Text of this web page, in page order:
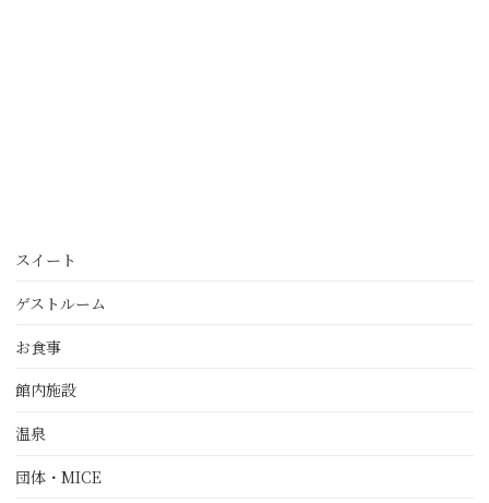
スイート
ゲストルーム
お食事
館内施設
温泉
団体・MICE